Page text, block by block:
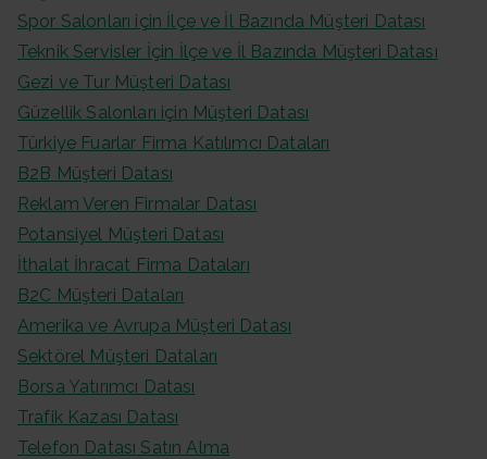
Spor Salonları için İlçe ve İl Bazında Müşteri Datası
Teknik Servisler İçin İlçe ve İl Bazında Müşteri Datası
Gezi ve Tur Müşteri Datası
Güzellik Salonları için Müşteri Datası
Türkiye Fuarlar Firma Katılımcı Dataları
B2B Müşteri Datası
Reklam Veren Firmalar Datası
Potansiyel Müşteri Datası
İthalat İhracat Firma Dataları
B2C Müşteri Dataları
Amerika ve Avrupa Müşteri Datası
Sektörel Müşteri Dataları
Borsa Yatırımcı Datası
Trafik Kazası Datası
Telefon Datası Satın Alma